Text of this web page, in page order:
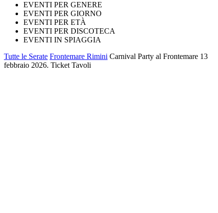
EVENTI PER GENERE
EVENTI PER GIORNO
EVENTI PER ETÀ
EVENTI PER DISCOTECA
EVENTI IN SPIAGGIA
Tutte le Serate Frontemare Rimini Carnival Party al Frontemare 13
febbraio 2026. Ticket Tavoli